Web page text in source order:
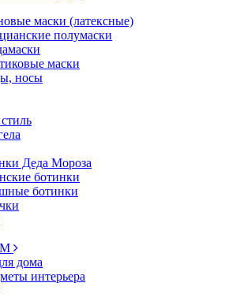
маски (латексные)
полумаски
маски
носы
Деда Мороза
ботинки
ботинки
дома
интерьера